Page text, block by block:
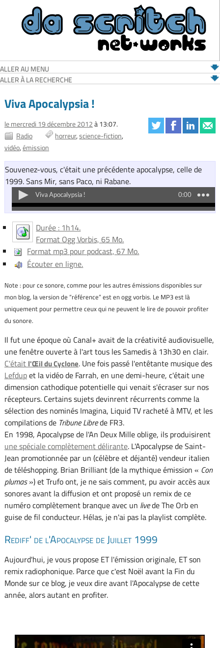
ALLER AU MENU
ALLER À LA RECHERCHE
Viva Apocalypsia !
le mercredi 19 décembre 2012à 13:07.
Radio
horreur science-fiction
vidéo émission
Souvenez-vous, c'était une précédente apocalypse, celle de
1999. Sans Mir, sans Paco, ni Rabane.
Durée : 1h14.
Format Ogg Vorbis, 65 Mo.
Format mp3 pour podcast, 67 Mo.
Écouter en ligne.
Note : pour ce sonore, comme pour les autres émissions disponibles sur
mon blog, la version de “référence” est en ogg vorbis. Le MP3 est là
uniquement pour permettre ceux qui ne peuvent le lire de pouvoir profiter
du sonore.
Il fut une époque où Canal+ avait de la créativité audiovisuelle,
une fenêtre ouverte à l'art tous les Samedis à 13h30 en clair.
C'était l'Œil du Cyclone. Une fois passé l'entêtante musique des
Lefdupet la vidéo de Farrah, en une demi-heure, c'était une
dimension cathodique potentielle qui venait s'écraser sur nos
récepteurs. Certains sujets devinrent récurrents comme la
sélection des nominés Imagina, Liquid TV racheté à MTV, et les
compilations de Tribune Librede FR3.
En 1998, Apocalypse de l'An Deux Mille oblige, ils produisirent
une spéciale complètement délirante. L'Apocalypse de Saint-
Jean promotionnée par un (célèbre et déjanté) vendeur italien
de téléshopping. Brian Brilliant (de la mythique émission « Con
plumas») et Trufo ont, je ne sais comment, pu avoir accès aux
sonores avant la diffusion et ont proposé un remix de ce
numéro complètement branque avec un livede The Orb en
guise de fil conducteur. Hélas, je n'ai pas la playlist complète.
Rediff' de l'Apocalypse de Juillet 1999
Aujourd'hui, je vous propose ET l'émission originale, ET son
remix radiophonique. Parce que c'est Noël avant la Fin du
Monde sur ce blog, je veux dire avant l'Apocalypse de cette
année, alors autant en profiter.